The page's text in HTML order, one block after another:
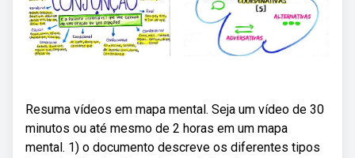
Resuma vídeos em mapa mental. Seja um vídeo de 30
minutos ou até mesmo de 2 horas em um mapa
mental. 1) o documento descreve os diferentes tipos